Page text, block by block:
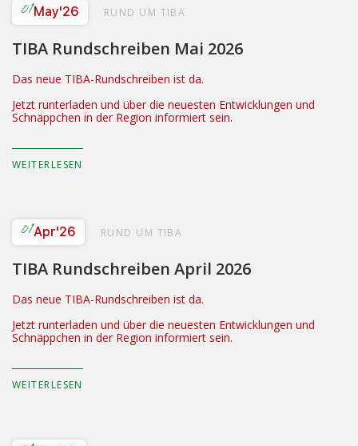
01May'26 RUND UM TIBA
TIBA Rundschreiben Mai 2026
Das neue TIBA-Rundschreiben ist da.
Jetzt runterladen und über die neuesten Entwicklungen und
Schnäppchen in der Region informiert sein.
WEITERLESEN
01Apr'26 RUND UM TIBA
TIBA Rundschreiben April 2026
Das neue TIBA-Rundschreiben ist da.
Jetzt runterladen und über die neuesten Entwicklungen und
Schnäppchen in der Region informiert sein.
WEITERLESEN